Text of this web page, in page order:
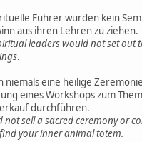
Führer würden kein
aus ihren Lehren zu ziehen.
leaders would not set out
.
niemals eine heilige
eines Workshops zum
durchführen.
not sell a sacred ceremony or
your inner animal totem.